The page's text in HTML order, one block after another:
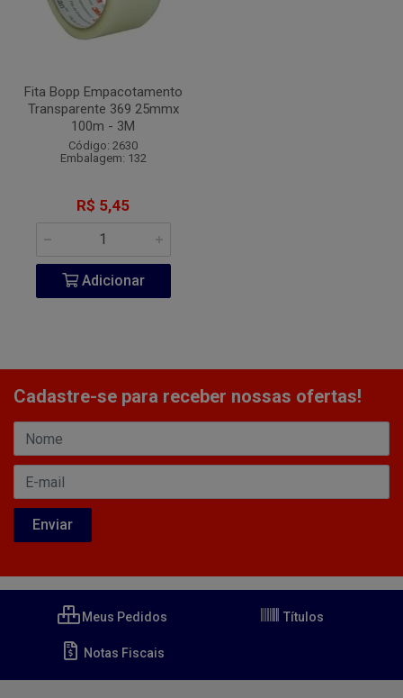
Fita Bopp Empacotamento
Transparente 369 25mmx
100m - 3M
Código: 2630
Embalagem: 132
R$ 5,45
Adicionar
Cadastre-se para receber nossas ofertas!
Meus Pedidos Títulos
Notas Fiscais